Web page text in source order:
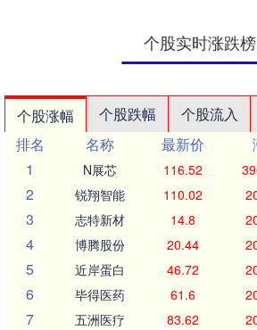
个股实时涨跌榜
个股涨幅 个股跌幅 个股流入
排名
名称 最新价
1
N展芯 116.52
2 锐翔智能 110.02
3 志特新材 14.8
4 博腾股份 20.44
5 近岸蛋白 46.72
6 毕得医药 61.6
7 五洲医疗 83.62